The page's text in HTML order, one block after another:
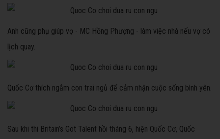
Anh cũng phụ giúp vợ - MC Hồng Phượng - làm việc nhà nếu vợ có
lịch quay.
Quốc Cơ thích ngắm con trai ngủ để cảm nhận cuộc sống bình yên.
Sau khi thi Britain’s Got Talent hồi tháng 6, hiện Quốc Cơ, Quốc